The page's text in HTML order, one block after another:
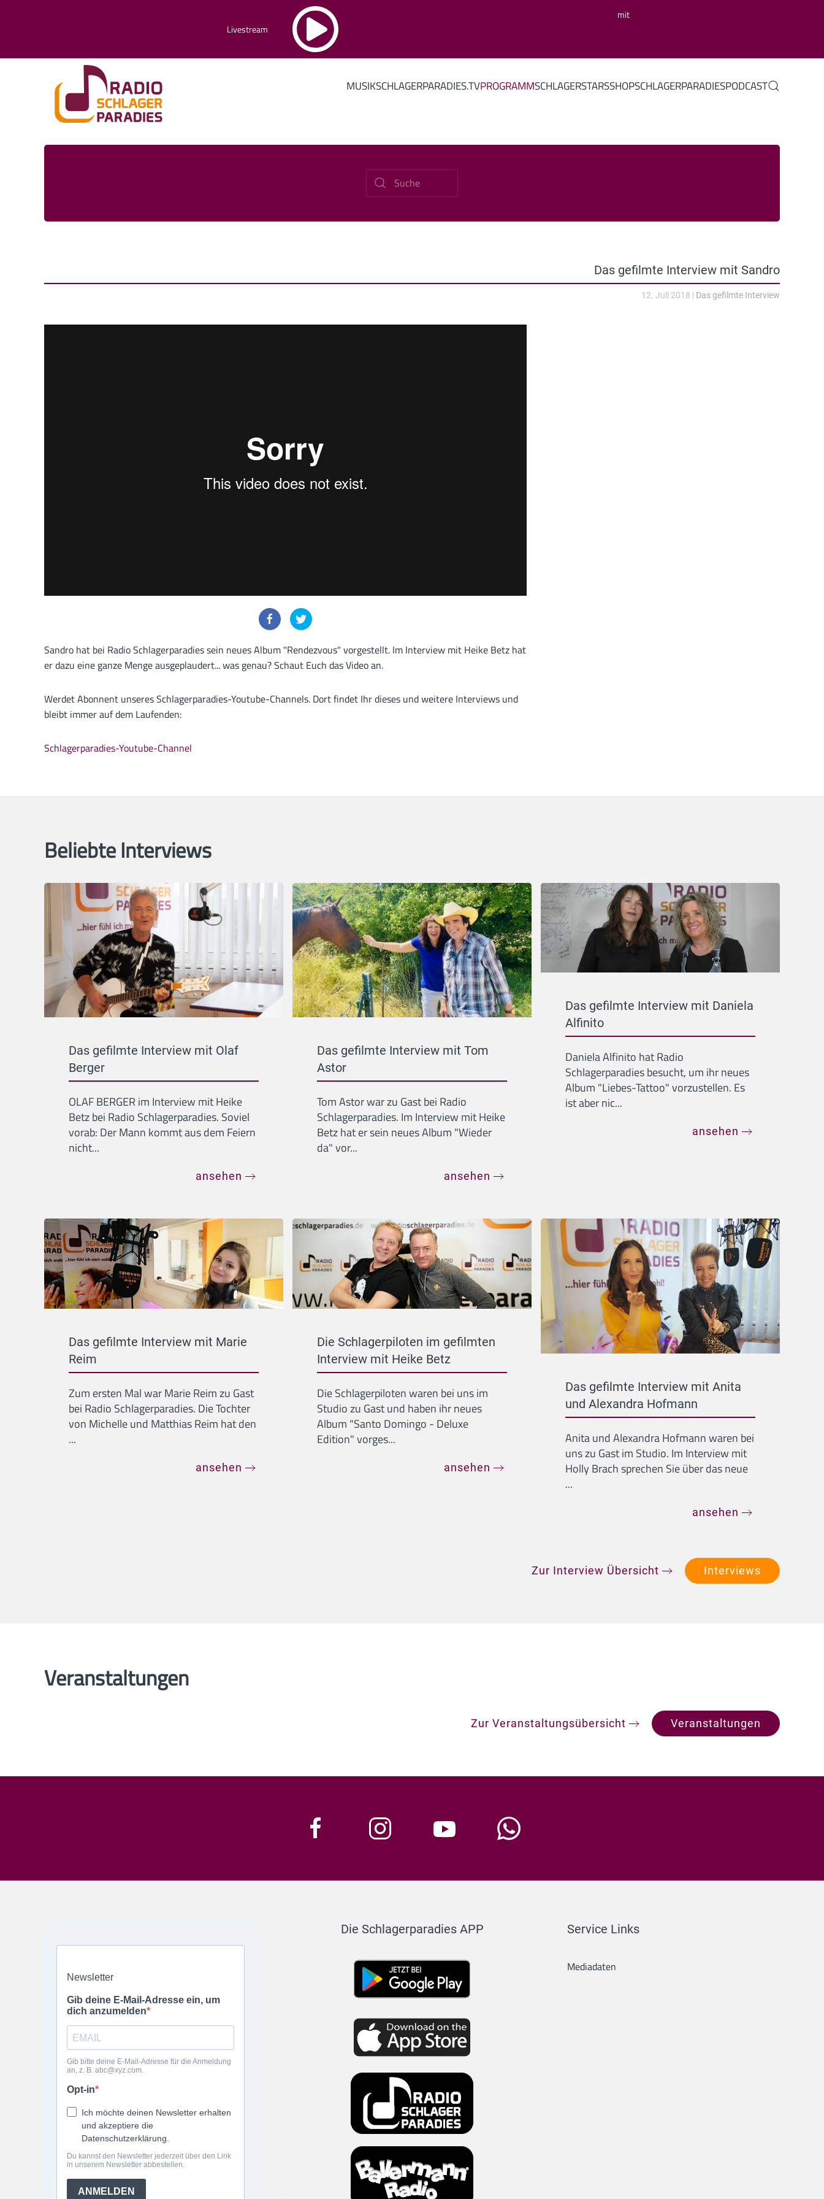
Livestream
mit
MUSIKSCHLAGERPARADIES.TVPROGRAMMSCHLAGERSTARSSHOPSCHLAGERPARADIESPODCAST
Das gefilmte Interview mit Sandro
12. Juli 2018 | Das gefilmte Interview
Sandro hat bei Radio Schlagerparadies sein neues Album "Rendezvous" vorgestellt. Im Interview mit Heike Betz hat
er dazu eine ganze Menge ausgeplaudert... was genau? Schaut Euch das Video an.
Werdet Abonnent unseres Schlagerparadies-Youtube-Channels. Dort findet Ihr dieses und weitere Interviews und
bleibt immer auf dem Laufenden:
Schlagerparadies-Youtube-Channel
Beliebte Interviews
Das gefilmte Interview mit Olaf
Berger
OLAF BERGER im Interview mit Heike
Betz bei Radio Schlagerparadies. Soviel
vorab: Der Mann kommt aus dem Feiern
nicht...
ansehen
Das gefilmte Interview mit Tom
Astor
Tom Astor war zu Gast bei Radio
Schlagerparadies. Im Interview mit Heike
Betz hat er sein neues Album "Wieder
da" vor...
ansehen
Das gefilmte Interview mit Daniela
Alfinito
Daniela Alfinito hat Radio
Schlagerparadies besucht, um ihr neues
Album "Liebes-Tattoo" vorzustellen. Es
ist aber nic...
ansehen
Das gefilmte Interview mit Marie
Reim
Zum ersten Mal war Marie Reim zu Gast
bei Radio Schlagerparadies. Die Tochter
von Michelle und Matthias Reim hat den
...
ansehen
Die Schlagerpiloten im gefilmten
Interview mit Heike Betz
Die Schlagerpiloten waren bei uns im
Studio zu Gast und haben ihr neues
Album "Santo Domingo - Deluxe
Edition" vorges...
ansehen
Das gefilmte Interview mit Anita
und Alexandra Hofmann
Anita und Alexandra Hofmann waren bei
uns zu Gast im Studio. Im Interview mit
Holly Brach sprechen Sie über das neue
...
ansehen
Zur Interview Übersicht Interviews
Veranstaltungen
Zur Veranstaltungsübersicht Veranstaltungen
Die Schlagerparadies APP Service Links
Mediadaten